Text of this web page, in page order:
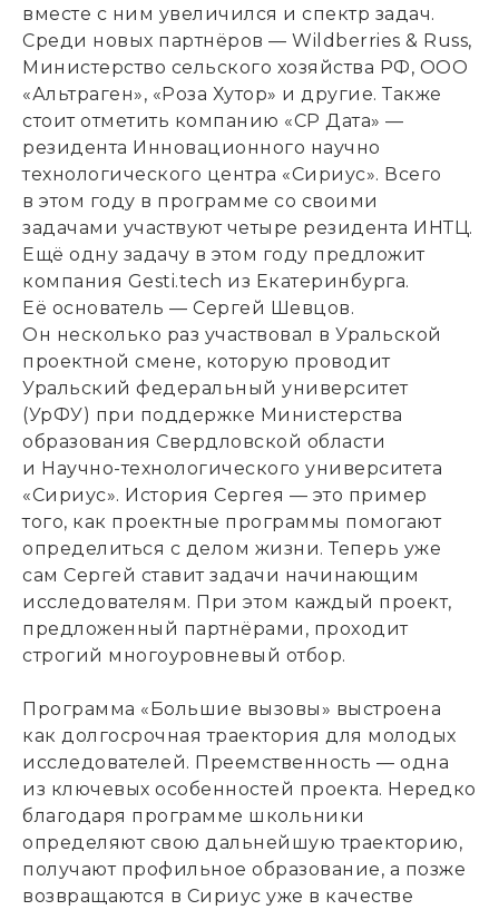
вместе с ним увеличился и спектр задач.
Среди новых партнёров — Wildberries & Russ,
Министерство сельского хозяйства РФ, ООО
«Альтраген», «Роза Хутор» и другие. Также
стоит отметить компанию «СР Дата» —
резидента Инновационного научно
технологического центра «Сириус». Всего
в этом году в программе со своими
задачами участвуют четыре резидента ИНТЦ.
Ещё одну задачу в этом году предложит
компания Gesti.tech из Екатеринбурга.
Её основатель — Сергей Шевцов.
Он несколько раз участвовал в Уральской
проектной смене, которую проводит
Уральский федеральный университет
(УрФУ) при поддержке Министерства
образования Свердловской области
и Научно-технологического университета
«Сириус». История Сергея — это пример
того, как проектные программы помогают
определиться с делом жизни. Теперь уже
сам Сергей ставит задачи начинающим
исследователям. При этом каждый проект,
предложенный партнёрами , проходит
строгий многоуровневый отбор.
Программа «Большие вызовы» выстроена
как долгосрочная траектория для молодых
исследователей. Преемственность — одна
из ключевых особенностей проекта. Нередко
благодаря программе школьники
определяют свою дальнейшую траекторию,
получают профильное образование, а позже
возвращаются в Сириус уже в качестве